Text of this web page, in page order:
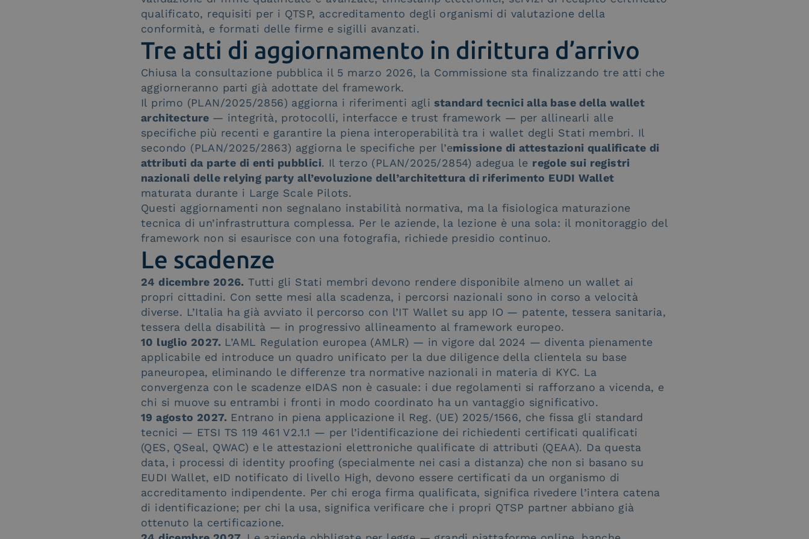
qualificato, requisiti per i QTSP, accreditamento degli organismi di valutazione della
conformità, e formati delle firme e sigilli avanzati.
Tre atti di aggiornamento in dirittura d’arrivo
Chiusa la consultazione pubblica il 5 marzo 2026, la Commissione sta finalizzando tre atti che
aggiorneranno parti già adottate del framework.
Il primo (PLAN/2025/2856) aggiorna i riferimenti agli standard tecnici alla base della wallet
architecture — integrità, protocolli, interfacce e trust framework — per allinearli alle
specifiche più recenti e garantire la piena interoperabilità tra i wallet degli Stati membri. Il
secondo (PLAN/2025/2863) aggiorna le specifiche per l’emissione di attestazioni qualificate di
attributi da parte di enti pubblici. Il terzo (PLAN/2025/2854) adegua le regole sui registri
nazionali delle relying party all’evoluzione dell’architettura di riferimento EUDI Wallet
maturata durante i Large Scale Pilots.
Questi aggiornamenti non segnalano instabilità normativa, ma la fisiologica maturazione
tecnica di un’infrastruttura complessa. Per le aziende, la lezione è una sola: il monitoraggio del
framework non si esaurisce con una fotografia, richiede presidio continuo.
Le scadenze
24 dicembre 2026. Tutti gli Stati membri devono rendere disponibile almeno un wallet ai
propri cittadini. Con sette mesi alla scadenza, i percorsi nazionali sono in corso a velocità
diverse. L’Italia ha già avviato il percorso con l’IT Wallet su app IO — patente, tessera sanitaria,
tessera della disabilità — in progressivo allineamento al framework europeo.
10 luglio 2027. L’AML Regulation europea (AMLR) — in vigore dal 2024 — diventa pienamente
applicabile ed introduce un quadro unificato per la due diligence della clientela su base
paneuropea, eliminando le differenze tra normative nazionali in materia di KYC. La
convergenza con le scadenze eIDAS non è casuale: i due regolamenti si rafforzano a vicenda, e
chi si muove su entrambi i fronti in modo coordinato ha un vantaggio significativo.
19 agosto 2027. Entrano in piena applicazione il Reg. (UE) 2025/1566, che fissa gli standard
tecnici — ETSI TS 119 461 V2.1.1 — per l’identificazione dei richiedenti certificati qualificati
(QES, QSeal, QWAC) e le attestazioni elettroniche qualificate di attributi (QEAA). Da questa
data, i processi di identity proofing (specialmente nei casi a distanza) che non si basano su
EUDI Wallet, eID notificato di livello High, devono essere certificati da un organismo di
accreditamento indipendente. Per chi eroga firma qualificata, significa rivedere l’intera catena
di identificazione; per chi la usa, significa verificare che i propri QTSP partner abbiano già
ottenuto la certificazione.